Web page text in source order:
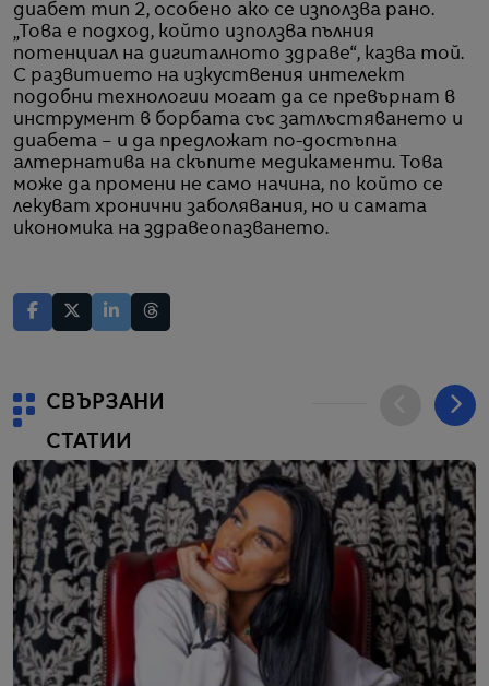
диабет тип 2, особено ако се използва рано.
„Това е подход, който използва пълния
потенциал на дигиталното здраве“, казва той.
С развитието на изкуствения интелект
подобни технологии могат да се превърнат в
инструмент в борбата със затлъстяването и
диабета – и да предложат по-достъпна
алтернатива на скъпите медикаменти. Това
може да промени не само начина, по който се
лекуват хронични заболявания, но и самата
икономика на здравеопазването.
СВЪРЗАНИ
СТАТИИ